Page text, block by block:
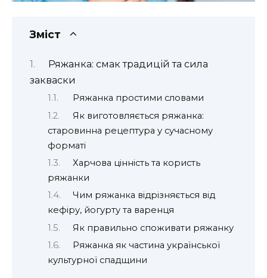
Зміст
Ряжанка: смак традицій та сила
закваски
Ряжанка простими словами
Як виготовляється ряжанка:
старовинна рецептура у сучасному
форматі
Харчова цінність та користь
ряжанки
Чим ряжанка відрізняється від
кефіру, йогурту та варенця
Як правильно споживати ряжанку
Ряжанка як частина української
культурної спадщини